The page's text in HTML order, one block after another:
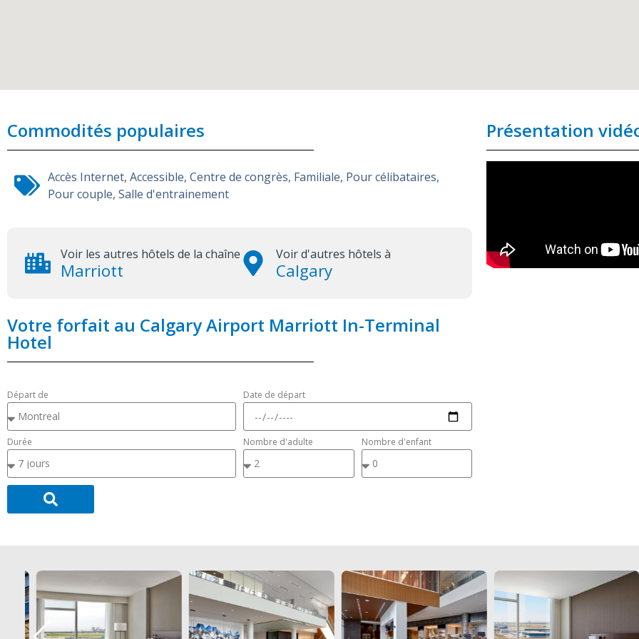
Commodités populaires
Accès Internet, Accessible, Centre de congrès, Familiale, Pour célibataires,
Pour couple, Salle d'entrainement
Voir les autres hôtels de la chaîne
Marriott
Voir d'autres hôtels à
Calgary
Votre forfait au Calgary Airport Marriott In-Terminal
Hotel
Départ de Date de départ
Durée Nombre d'adulte Nombre d'enfant
Présentation